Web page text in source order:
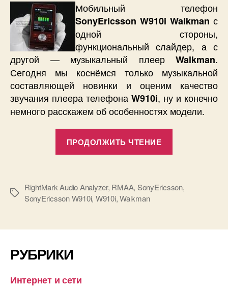
SonyEricsson
W910i.
о
тестировании
в
RightMark
Audio
Analyzer.
Мобильный телефон
SonyEricsson W910i Walkman с
одной стороны,
функциональный слайдер, а с
другой — музыкальный плеер Walkman.
Сегодня мы коснёмся только музыкальной
составляющей новинки и оценим качество
звучания плеера телефона W910i, ну и конечно
немного расскажем об особенностях модели.
ПРОДОЛЖИТЬ ЧТЕНИЕ
W910i.
Метки
RightMark Audio Analyzer, RMAA, SonyEricsson,
SonyEricsson W910i, W910i,Walkman
РУБРИКИ
Интернет и сети